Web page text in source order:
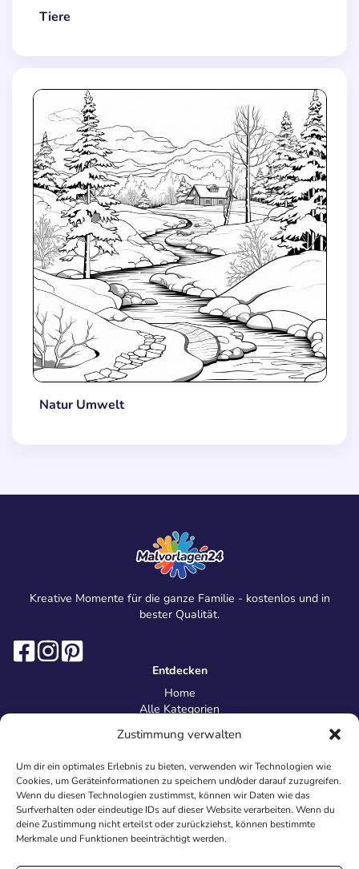
Zustimmung verwalten
Um dir ein optimales Erlebnis zu bieten, verwenden wir Technologien wie
Cookies, um Geräteinformationen zu speichern und/oder darauf zuzugreifen.
Wenn du diesen Technologien zustimmst, können wir Daten wie das
Surfverhalten oder eindeutige IDs auf dieser Website verarbeiten. Wenn du
deine Zustimmung nicht erteilst oder zurückziehst, können bestimmte
Merkmale und Funktionen beeinträchtigt werden.
Tiere
Natur Umwelt
Kreative Momente für die ganze Familie - kostenlos und in
bester Qualität.
Entdecken
Home
Alle Kategorien
Information
Über uns
Kontakt
Inhaltsrichtlinien
Recht & Datenschutz
Impressum